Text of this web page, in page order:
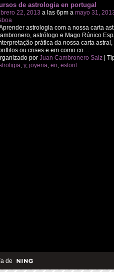
de astrologia en portugal
22, 2013 a las 6pm a mayo 31,
astrologia com a nossa carta
astrólogo e Mago Rúnico
prática da nossa carta
ou crises e em como co…
por Juan Cambronero Saiz|
y, joyeria en estoril
de